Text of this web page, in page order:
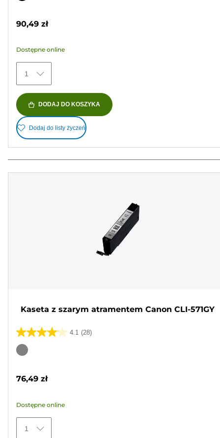
483
90,49 zł
Dostępne online
1
DODAJ DO KOSZYKA
Dodaj do listy życzeń
Kaseta z szarym atramentem Canon CLI-571GY
4.1 (28)
4.1
na
28
Wkład
76,49 zł
Dostępne online
1